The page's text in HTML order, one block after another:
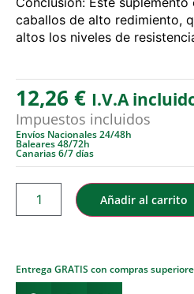
caballos de alto redimiento,
altos los niveles de
12,26 € I.V.A
Impuestos incluidos
Envíos Nacionales 24/48h
Baleares 48/72h
Canarias 6/7 días
Añadir al carrito
Entrega GRATIS con compras